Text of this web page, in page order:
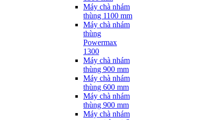
Máy chà nhám
thùng 1100 mm
Máy chà nhám
thùng
Powermax
1300
Máy chà nhám
thùng 900 mm
Máy chà nhám
thùng 600 mm
Máy chà nhám
thùng 900 mm
Máy chà nhám